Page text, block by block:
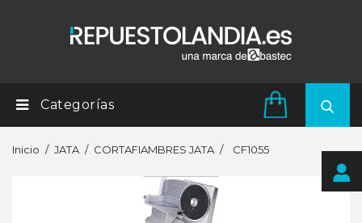
Categorías
Inicio JATA CORTAFIAMBRES JATA CF1055